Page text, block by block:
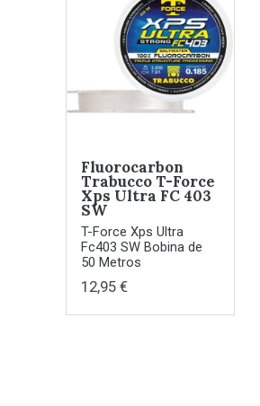
Fluorocarbon
Trabucco T-Force
Xps Ultra FC 403
SW
T-Force Xps Ultra
Fc403 SW Bobina de
50 Metros
12,95 €